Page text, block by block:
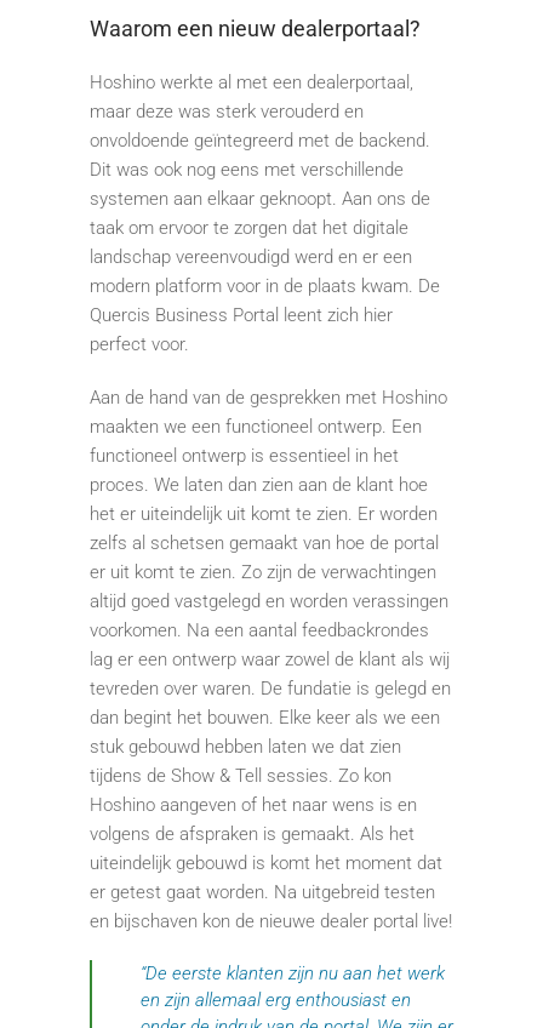
Waarom een nieuw dealerportaal?
Hoshino werkte al met een dealerportaal,
maar deze was sterk verouderd en
onvoldoende geïntegreerd met de backend.
Dit was ook nog eens met verschillende
systemen aan elkaar geknoopt. Aan ons de
taak om ervoor te zorgen dat het digitale
landschap vereenvoudigd werd en er een
modern platform voor in de plaats kwam. De
Quercis Business Portal leent zich hier
perfect voor.
Aan de hand van de gesprekken met Hoshino
maakten we een functioneel ontwerp. Een
functioneel ontwerp is essentieel in het
proces. We laten dan zien aan de klant hoe
het er uiteindelijk uit komt te zien. Er worden
zelfs al schetsen gemaakt van hoe de portal
er uit komt te zien. Zo zijn de verwachtingen
altijd goed vastgelegd en worden verassingen
voorkomen. Na een aantal feedbackrondes
lag er een ontwerp waar zowel de klant als wij
tevreden over waren. De fundatie is gelegd en
dan begint het bouwen. Elke keer als we een
stuk gebouwd hebben laten we dat zien
tijdens de Show & Tell sessies. Zo kon
Hoshino aangeven of het naar wens is en
volgens de afspraken is gemaakt. Als het
uiteindelijk gebouwd is komt het moment dat
er getest gaat worden. Na uitgebreid testen
en bijschaven kon de nieuwe dealer portal live!
“De eerste klanten zijn nu aan het werk
en zijn allemaal erg enthousiast en